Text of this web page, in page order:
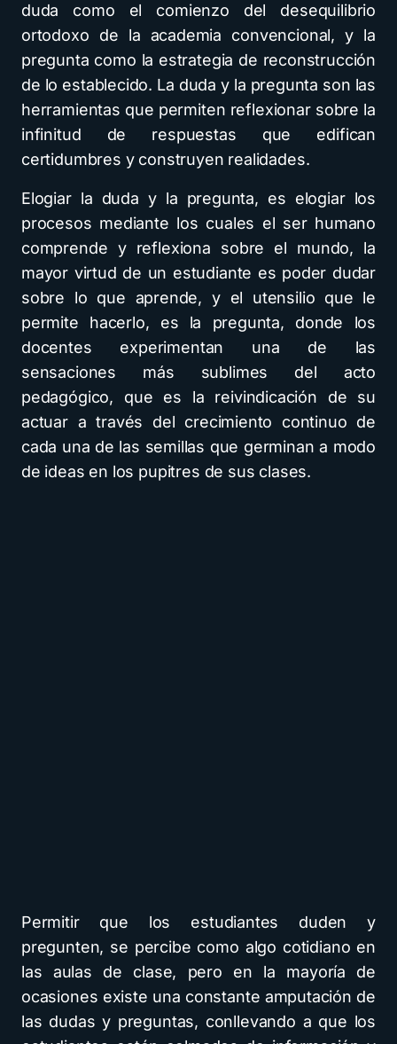
duda como el comienzo del desequilibrio
ortodoxo de la academia convencional, y la
pregunta como la estrategia de reconstrucción
de lo establecido. La duda y la pregunta son las
herramientas que permiten reflexionar sobre la
infinitud de respuestas que edifican
certidumbres y construyen realidades.
Elogiar la duda y la pregunta, es elogiar los
procesos mediante los cuales el ser humano
comprende y reflexiona sobre el mundo, la
mayor virtud de un estudiante es poder dudar
sobre lo que aprende, y el utensilio que le
permite hacerlo, es la pregunta, donde los
docentes experimentan una de las
sensaciones más sublimes del acto
pedagógico, que es la reivindicación de su
actuar a través del crecimiento continuo de
cada una de las semillas que germinan a modo
de ideas en los pupitres de sus clases.
Permitir que los estudiantes duden y
pregunten, se percibe como algo cotidiano en
las aulas de clase, pero en la mayoría de
ocasiones existe una constante amputación de
las dudas y preguntas, conllevando a que los